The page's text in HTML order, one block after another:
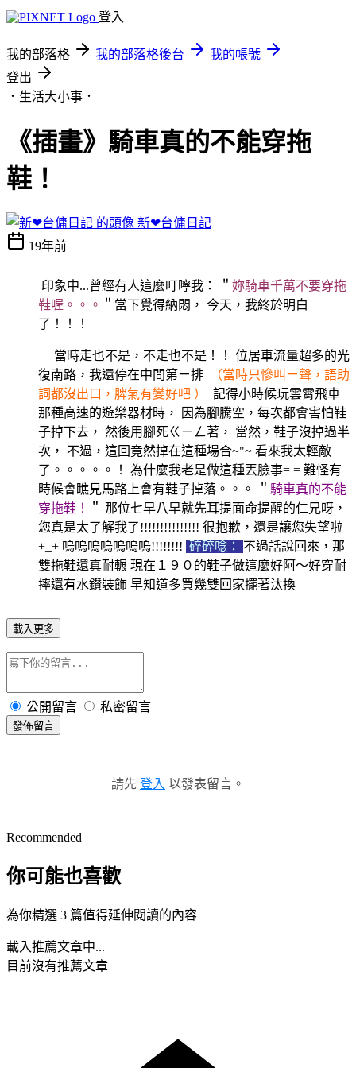
登入
我的部落格 我的部落格後台
我的帳號
登出
．生活大小事．
《插畫》騎車真的不能穿拖
鞋！
新❤台傭日記
19年前
印象中...曾經有人這麼叮嚀我： ＂ 妳騎車千萬不要穿拖
鞋喔。。。 ＂當下覺得納悶， 今天，我終於明白
了！！！
當時走也不是，不走也不是！！ 位居車流量超多的光
復南路，我還停在中間第ㄧ排
（當時只慘叫ㄧ聲，語助
詞都沒出口，脾氣有變好吧 ）
記得小時候玩雲霄飛車
那種高速的遊樂器材時， 因為腳騰空，每次都會害怕鞋
子掉下去， 然後用腳死ㄍㄧㄥ著， 當然，鞋子沒掉過半
次， 不過，這回竟然掉在這種場合~"~ 看來我太輕敵
了。。。。。！ 為什麼我老是做這種丟臉事= = 難怪有
時候會瞧見馬路上會有鞋子掉落。。。
＂ 騎車真的不能
穿拖鞋！
＂ 那位七早八早就先耳提面命提醒的仁兄呀，
您真是太了解我了!!!!!!!!!!!!!!! 很抱歉，還是讓您失望啦
+_+ 嗚嗚嗚嗚嗚嗚嗚!!!!!!!! 碎碎唸： 不過話說回來，那
雙拖鞋還真耐輾 現在１９０的鞋子做這麼好阿～好穿耐
摔還有水鑚裝飾 早知道多買幾雙回家擺著汰換
載入更多
公開留言 私密留言
發佈留言
請先 登入 以發表留言。
Recommended
你可能也喜歡
為你精選 3 篇值得延伸閱讀的內容
載入推薦文章中...
目前沒有推薦文章